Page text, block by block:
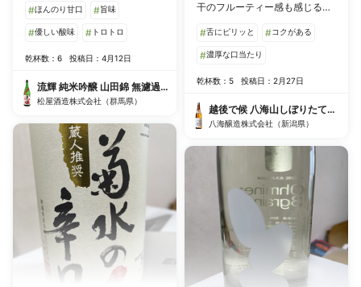
があると食中酒として飲みやす
いかも。赤ラベルのボトルに惹
#ほんのり甘口 #旨味
#優しい酸味 # トロトロ
乾杯数：6 投稿日：4月12日
流輝 純米吟醸 山田錦 無濾過生酒
松屋酒造株式会社（群馬県）
干のフルーティー感も感じる。
#舌にピリッと #コクがある
#濃厚な口当たり
乾杯数：5 投稿日：2月27日
越後で候 八海山しぼりたて原酒
八海醸造株式会社（新潟県）